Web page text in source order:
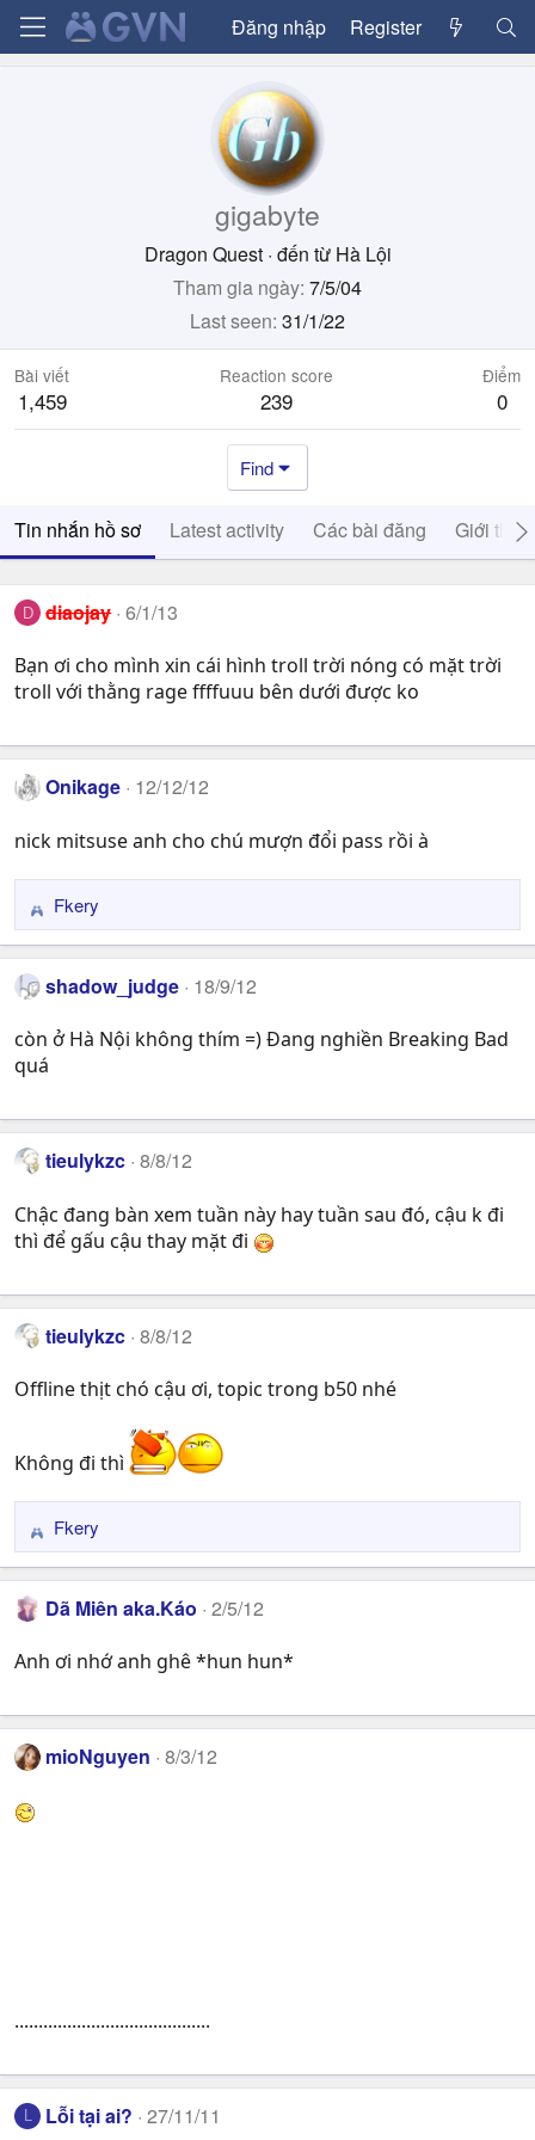
Đăng nhập Register
gigabyte
Dragon Quest · đến từ Hà Lội
Tham gia ngày 7/5/04
Last seen 31/1/22
Bài viết
1,459
Reaction score
239
Điểm
0
Find
Tin nhắn hồ sơ Latest activity Các bài đăng Giới thiệu
D diaojay 6/1/13
Bạn ơi cho mình xin cái hình troll trời nóng có mặt trời
troll với thằng rage ffffuuu bên dưới được ko
Onikage 12/12/12
nick mitsuse anh cho chú mượn đổi pass rồi à
R
e
a
c
i
o
s
:
Fkery
shadow_judge 18/9/12
còn ở Hà Nội không thím =) Đang nghiền Breaking Bad
quá
tieulykzc 8/8/12
Chậc đang bàn xem tuần này hay tuần sau đó, cậu k đi
thì để gấu cậu thay mặt đi
tieulykzc 8/8/12
Offline thịt chó cậu ơi, topic trong b50 nhé
Không đi thì
R
e
a
c
i
n
s
:
Fkery
Dã Miên aka.Káo 2/5/12
Anh ơi nhớ anh ghê *hun hun*
mioNguyen 8/3/12
.........................................
L Lỗi tại ai? 27/11/11